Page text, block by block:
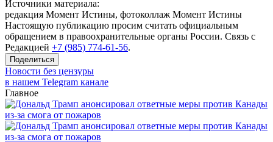
Источники материала:
редакция Момент Истины, фотоколлаж Момент Истины
Настоящую публикацию просим считать официальным
обращением в правоохранительные органы России. Связь с
Редакцией +7 (985) 774-61-56.
Поделиться
Новости без цензуры
в нашем Telegram канале
Главное